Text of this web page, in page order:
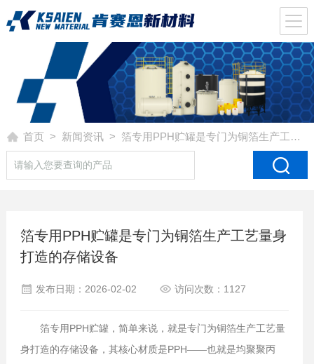
首页 > 新闻资讯> 箔专用PPH贮罐是专门为铜箔生产工艺量身打造的存储设备
箔专用PPH贮罐是专门为铜箔生产工艺量身
打造的存储设备
发布日期：2026-02-02 访问次数：1127
箔专用PPH贮罐，简单来说，就是专门为铜箔生产工艺量
身打造的存储设备，其核心材质是PPH——也就是均聚聚丙